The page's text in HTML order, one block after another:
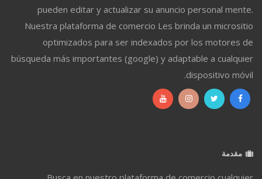
pueden editar y actualizar su anuncio personal mente.
Nuestra plataforma de comercio Les brinda un micrositio
optimizados para ser indexados por los motores de
búsqueda más importantes (google) y adaptable a cualquier
dispositivo móvil.
مقدمة